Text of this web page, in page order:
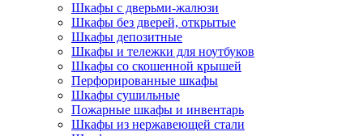
Шкафы с дверьми-жалюзи
Шкафы без дверей, открытые
Шкафы депозитные
Шкафы и тележки для ноутбуков
Шкафы со скошенной крышей
Перфорированные шкафы
Шкафы сушильные
Пожарные шкафы и инвентарь
Шкафы из нержавеющей стали